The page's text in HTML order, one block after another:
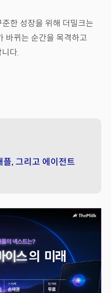
한 성장을 위해 더밀크는
바뀌는 순간을 목격하고
다.
플, 그리고 에이전트